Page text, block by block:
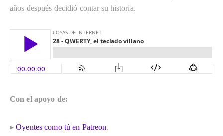
años después decidió contar su historia.
Con el apoyo de:
▸ Oyentes como tú en Patreon.